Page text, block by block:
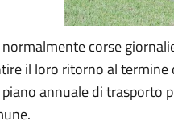
corse
il loro ritorno al
annuale di trasporto